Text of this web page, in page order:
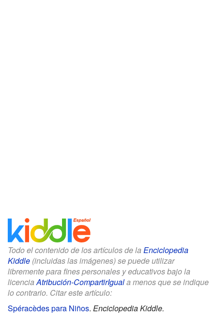
Todo el contenido de los artículos de la Enciclopedia
Kiddle (incluidas las imágenes) se puede utilizar
libremente para fines personales y educativos bajo la
licenciaAtribución-CompartirIguala menos que se indique
lo contrario. Citar este artículo:
Spéracèdes para Niños. Enciclopedia Kiddle.